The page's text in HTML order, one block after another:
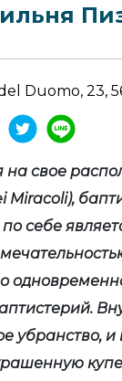
Duomo, 23,
на свое
Miracoli),
себе
убранство,